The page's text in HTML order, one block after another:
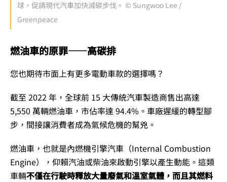
球，促請現代汽車加快減碳步伐。 © Sungwoo Lee /
Greenpeace
燃油車的原罪——高碳排
您也期待市面上有更多電動車款的選擇嗎？
截至 2022 年，全球前 15 大傳統汽車製造商售出高達
5,550 萬輛燃油車，市佔率達 94.4%。車廠遲緩的轉型腳
步，間接讓消費者成為氣候危機的幫兇。
燃油車，也就是內燃機引擎汽車（Internal Combustion
Engine），仰賴汽油或柴油來啟動引擎以產生動能。這類
車輛不僅在行駛時釋放大量廢氣和溫室氣體，而且其燃料